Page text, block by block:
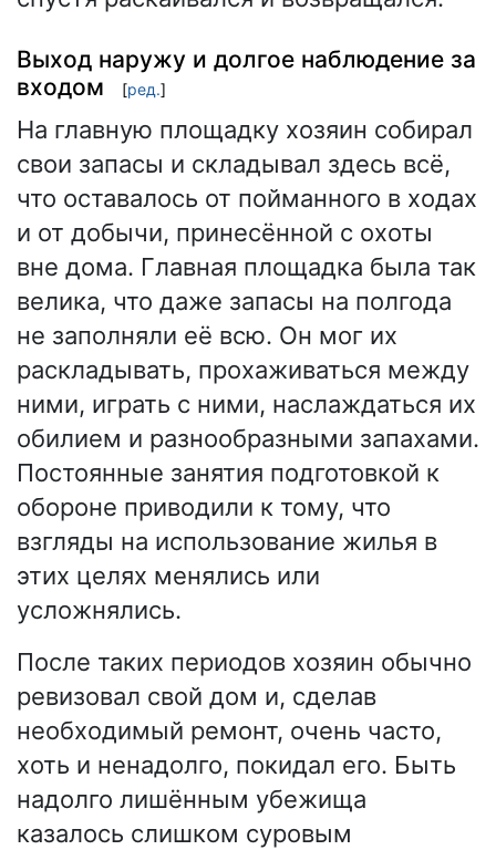
Выход наружу и долгое наблюдение за
входом
[ред.]
На главную площадку хозяин собирал
свои запасы и складывал здесь всё,
что оставалось от пойманного в ходах
и от добычи, принесённой с охоты
вне дома. Главная площадка была так
велика, что даже запасы на полгода
не заполняли её всю. Он мог их
раскладывать, прохаживаться между
ними, играть с ними, наслаждаться их
обилием и разнообразными запахами.
Постоянные занятия подготовкой к
обороне приводили к тому, что
взгляды на использование жилья в
этих целях менялись или
усложнялись.
После таких периодов хозяин обычно
ревизовал свой дом и, сделав
необходимый ремонт, очень часто,
хоть и ненадолго, покидал его. Быть
надолго лишённым убежища
казалось слишком суровым